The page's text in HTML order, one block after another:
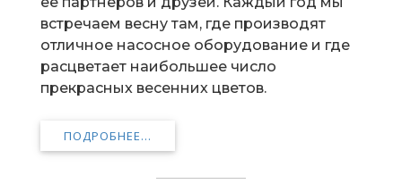
встречаем весну там, где производят
отличное насосное оборудование и где
расцветает наибольшее число
прекрасных весенних цветов.
ПОДРОБНЕЕ...